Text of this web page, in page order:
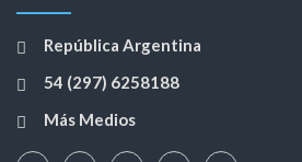
República Argentina
54 (297) 6258188
Más Medios